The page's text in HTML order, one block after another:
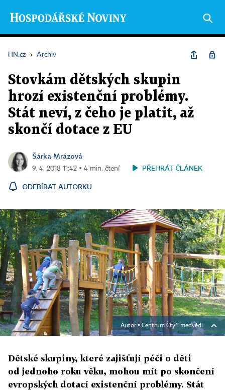
HN.cz › Archiv
Stovkám dětských skupin
hrozí existenční problémy.
Stát neví, z čeho je platit, až
skončí dotace z EU
Šárka Mrázová
9. 4. 2018 11:42 ▪ 4 min. čtení PŘEHRÁT ČLÁNEK
ODEBÍRAT AUTORKU
Autor ▪ Centrum Čtyři medvědi
Dětské skupiny, které zajišťují péči o děti
od jednoho roku věku, mohou mít po skončení
evropských dotací existenční problémy. Stát